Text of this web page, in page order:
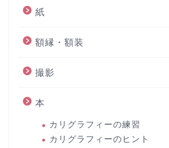
紙
額縁・額装
撮影
本
カリグラフィーの練習
カリグラフィーのヒント